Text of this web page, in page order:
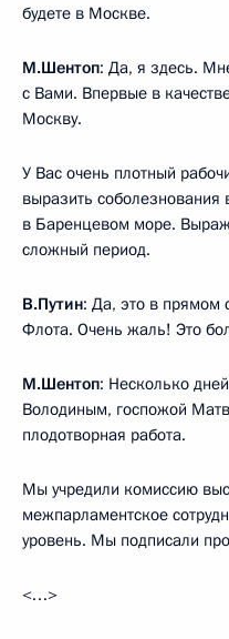
будете в Москве.
М.Шентоп: Да, я здесь.
с Вами. Впервые в
Москву.
У Вас очень плотный
выразить
в Баренцевом море.
сложный период.
В.Путин: Да, это в прямом
Флота. Очень жаль! Это
М.Шентоп: Несколько
Володиным, госпожой
плодотворная работа.
Мы учредили комиссию
межпарламентское
уровень. Мы подписали
<…>